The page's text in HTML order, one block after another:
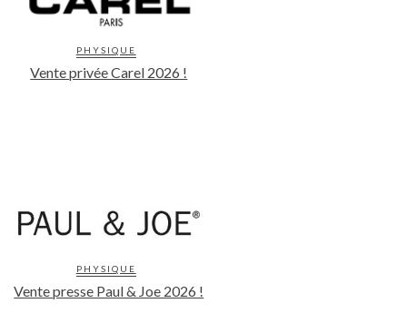
PHYSIQUE
Vente privée Carel 2026 !
PHYSIQUE
Vente presse Paul & Joe 2026 !